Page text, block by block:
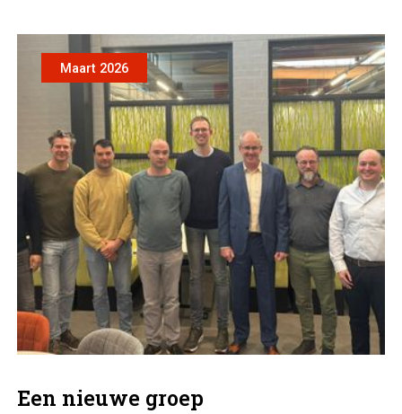
Maart 2026
Een nieuwe groep